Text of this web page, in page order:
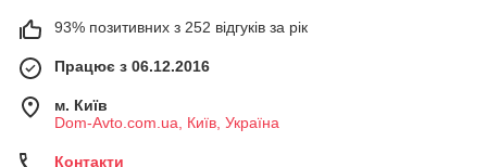
93% позитивних з 252 відгуків за рік
Працює з 06.12.2016
м. Київ
Dom-Avto.com.ua, Київ, Україна
Контакти